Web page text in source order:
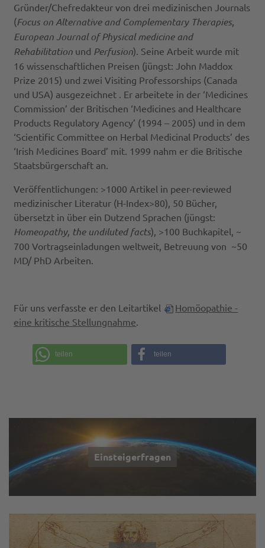
Gründer/Chefredakteur von drei medizinischen Journals
(Focus on Alternative and Complementary Therapies,
European Journal of Physical medicine and
Rehabilitation und Perfusion). Seine Arbeit wurde mit
16 wissenschaftlichen Preisen (jüngst: John Maddox
Prize 2015) und zwei Visiting Professorships (Canada
und USA) ausgezeichnet . Er arbeitete in der ‘Medicines
Commission’ der Britischen ‘Medicines and Healthcare
Products Regulatory Agency’ (1994 – 2005) und in dem
‘Scientific Committee on Herbal Medicinal Products’ des
‘Irish Medicines Board’ mit. 1999 nahm er die Britische
Staatsbürgerschaft an.
Veröffentlichungen: >1000 Artikel in peer-reviewed
medizinischer Literatur (H-Index>80), 50 Bücher,
übersetzt in über ein Dutzend Sprachen (jüngst:
Homeopathy, the undiluted facts), >100 Buchkapitel, ~
700 Vortragseinladungen weltweit, Betreuung von ~50
MD/ PhD Arbeiten.
Für uns verfasste er den Leitartikel
Homöopathie -
eine kritische Stellungnahme.
teilen teilen
Einsteigerfragen